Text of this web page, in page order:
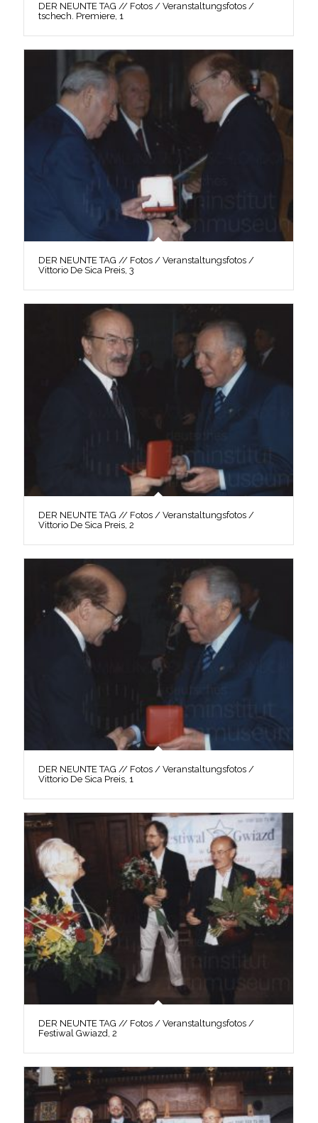
DER NEUNTE TAG // Fotos / Veranstaltungsfotos /
tschech. Premiere, 1
DER NEUNTE TAG // Fotos / Veranstaltungsfotos /
Vittorio De Sica Preis, 3
DER NEUNTE TAG // Fotos / Veranstaltungsfotos /
Vittorio De Sica Preis, 2
DER NEUNTE TAG // Fotos / Veranstaltungsfotos /
Vittorio De Sica Preis, 1
DER NEUNTE TAG // Fotos / Veranstaltungsfotos /
Festiwal Gwiazd, 2